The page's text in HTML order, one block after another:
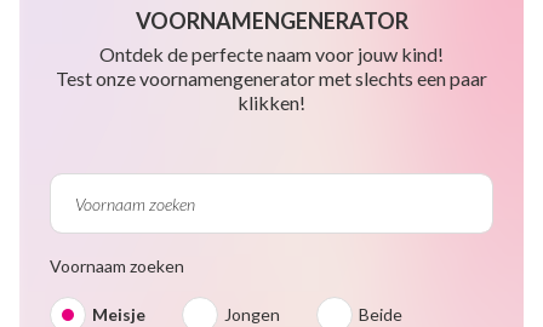
VOORNAMENGENERATOR
Ontdek de perfecte naam voor jouw kind!
Test onze voornamengenerator met slechts een paar
klikken!
Voornaam zoeken
Meisje Jongen Beide